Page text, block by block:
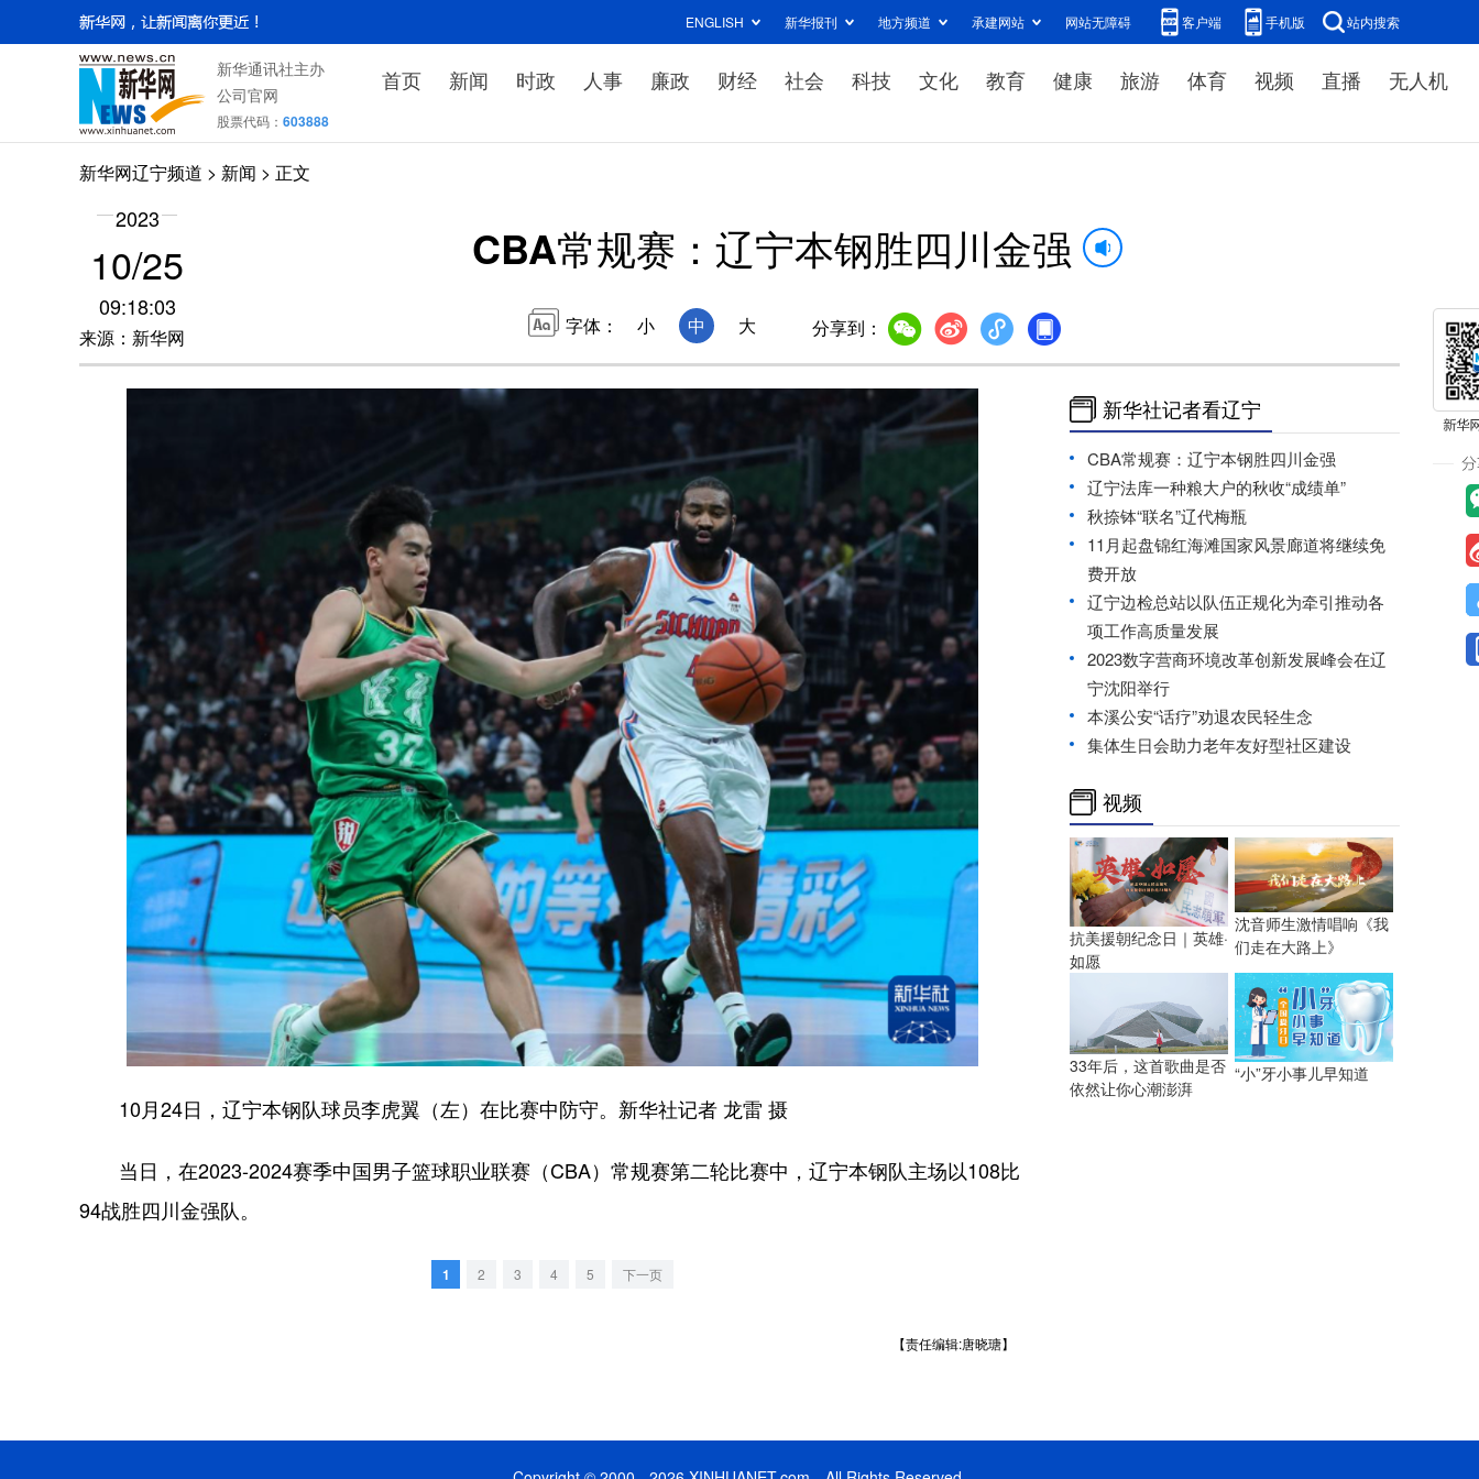
ENGLISH 新华报刊 地方频道 承建网站 网站无障碍 客户端 手机版 站内搜索
新华通讯社主办
公司官网
股票代码： 603888
首页 新闻 时政 人事 廉政 财经 社会 科技 文化 教育 健康 旅游 体育 视频 直播 无人机
新华网辽宁频道 > 新闻 > 正文
2023
10/25
09:18:03
来源：新华网
CBA常规赛：辽宁本钢胜四川金强
字体： 小 中 大 分享到：
10月24日，辽宁本钢队球员李虎翼（左）在比赛中防守。新华社记者 龙雷 摄
当日，在2023-2024赛季中国男子篮球职业联赛（CBA）常规赛第二轮比赛中，辽宁本钢队主场以108比
94战胜四川金强队。
1 2 3 4 5 下一页
【责任编辑:唐晓瑭】
新华社记者看辽宁
CBA常规赛：辽宁本钢胜四川金强
辽宁法库一种粮大户的秋收“成绩单”
秋捺钵“联名”辽代梅瓶
11月起盘锦红海滩国家风景廊道将继续免
费开放
辽宁边检总站以队伍正规化为牵引推动各
项工作高质量发展
2023数字营商环境改革创新发展峰会在辽
宁沈阳举行
本溪公安“话疗”劝退农民轻生念
集体生日会助力老年友好型社区建设
视频
抗美援朝纪念日｜英雄·
如愿
沈音师生激情唱响《我
们走在大路上》
33年后，这首歌曲是否
依然让你心潮澎湃
“小”牙小事儿早知道